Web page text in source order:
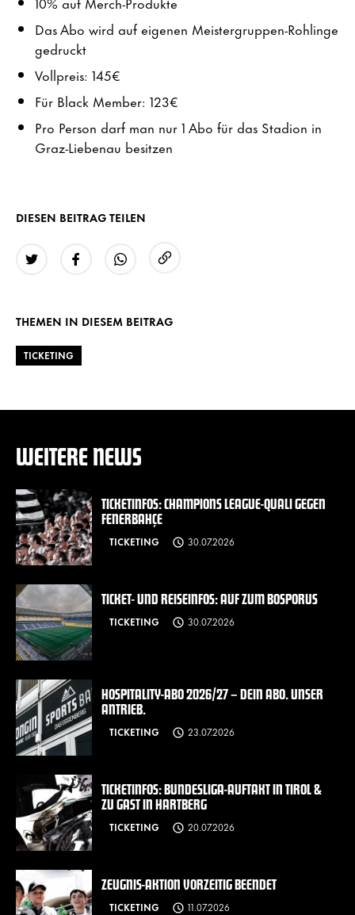
Das Abo wird auf eigenen Meistergruppen-Rohlinge
gedruckt
Vollpreis: 145€
Für Black Member: 123€
Pro Person darf man nur 1 Abo für das Stadion in
Graz-Liebenau besitzen
DIESEN BEITRAG TEILEN
THEMEN IN DIESEM BEITRAG
TICKETING
WEITERE NEWS
TICKETINFOS: CHAMPIONS LEAGUE-QUALI GEGEN
FENERBAHÇE
TICKETING 30.07.2026
TICKET- UND REISEINFOS: AUF ZUM BOSPORUS
TICKETING 30.07.2026
HOSPITALITY-ABO 2026/27 – DEIN ABO. UNSER
ANTRIEB.
TICKETING 23.07.2026
TICKETINFOS: BUNDESLIGA-AUFTAKT IN TIROL &
ZU GAST IN HARTBERG
TICKETING 20.07.2026
ZEUGNIS-AKTION VORZEITIG BEENDET
TICKETING 11.07.2026